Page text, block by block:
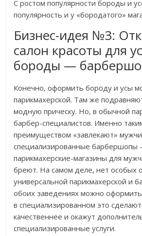
С ростом популярности бороды и
популярность и у «бородатого»
Бизнес-идея №3:
салон красоты для
бороды —
Конечно, оформить бороду и усы
парикмахерской. Там же
модную прическу. Но, в обычной
барбер-специалистов. Именно
преимуществом «завлекают»
специализированные барбершопы
парикмахерские-магазины для
бреют. На самом деле, нет особых
универсальной парикмахерской и
обоих заведениях можно
в специализированном это
качественнее и окажут
специализированные услуги.